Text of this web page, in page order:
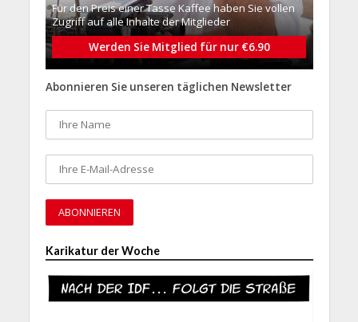
Für den Preis einer Tasse Kaffee haben Sie vollen
Zugriff auf alle Inhalte der Mitglieder
Werden Sie Mitglied für nur €6.90
Abonnieren Sie unseren täglichen Newsletter
Karikatur der Woche